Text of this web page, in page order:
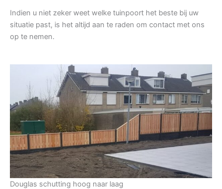
Indien u niet zeker weet welke tuinpoort het beste bij uw
situatie past, is het altijd aan te raden om contact met ons
op te nemen.
Douglas schutting hoog naar laag